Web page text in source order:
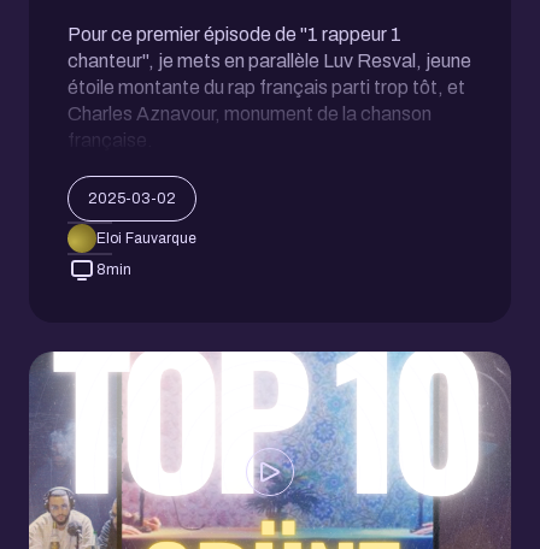
Pour ce premier épisode de "1 rappeur 1
chanteur", je mets en parallèle Luv Resval, jeune
étoile montante du rap français parti trop tôt, et
Charles Aznavour, monument de la chanson
française.
2025-03-02
Eloi Fauvarque
8min